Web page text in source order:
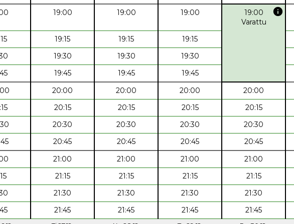
19:00 19:00 19:00 19:00 info
Varattu
19:15 19:15 19:15
19:30 19:30 19:30
19:45 19:45 19:45
20:00 20:00 20:00 20:00
20:15 20:15 20:15 20:15
20:30 20:30 20:30 20:30
20:45 20:45 20:45 20:45
21:00 21:00 21:00 21:00
21:15 21:15 21:15 21:15
21:30 21:30 21:30 21:30
21:45 21:45 21:45 21:45